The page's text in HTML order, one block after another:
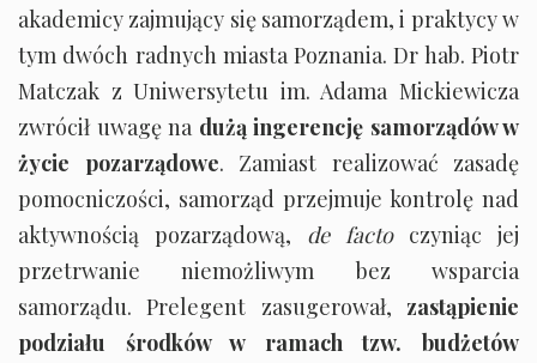
akademicy zajmujący się samorządem, i praktycy w
tym dwóch radnych miasta Poznania. Dr hab. Piotr
Matczak z Uniwersytetu im. Adama Mickiewicza
zwrócił uwagę na dużą ingerencję samorządów w
życie pozarządowe. Zamiast realizować zasadę
pomocniczości, samorząd przejmuje kontrolę nad
aktywnością pozarządową, de factoczyniąc jej
przetrwanie niemożliwym bez wsparcia
samorządu. Prelegent zasugerował, zastąpienie
podziału środków w ramach tzw. budżetów